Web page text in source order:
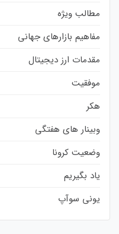
مطالب ویژه
مفاهیم بازارهای جهانی
مقدمات ارز دیجیتال
موفقیت
هکر
وبینار های هفتگی
وضعیت کرونا
یاد بگیریم
یونی سوآپ